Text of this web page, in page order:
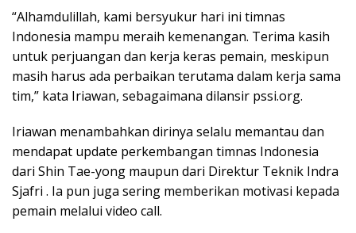
“Alhamdulillah, kami bersyukur hari ini timnas
Indonesia mampu meraih kemenangan. Terima kasih
untuk perjuangan dan kerja keras pemain, meskipun
masih harus ada perbaikan terutama dalam kerja sama
tim,” kata Iriawan, sebagaimana dilansir pssi.org.
Iriawan menambahkan dirinya selalu memantau dan
mendapat update perkembangan timnas Indonesia
dari Shin Tae-yong maupun dari Direktur Teknik Indra
Sjafri . Ia pun juga sering memberikan motivasi kepada
pemain melalui video call.